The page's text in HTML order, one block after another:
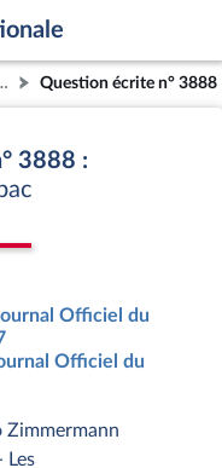
Question écrite n° 3888
3888 :
Officiel du
Officiel du
Zimmermann
Les